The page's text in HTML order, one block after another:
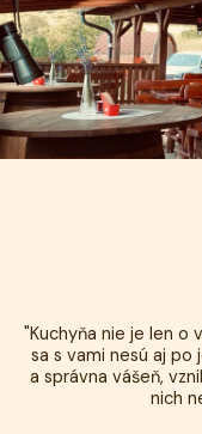
"Kuchyňa nie je len o
sa s vami nesú aj
a správna vášeň,
nich